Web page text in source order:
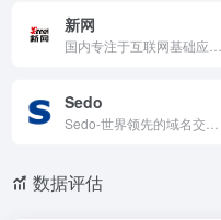
新网
Sedo
数据评估